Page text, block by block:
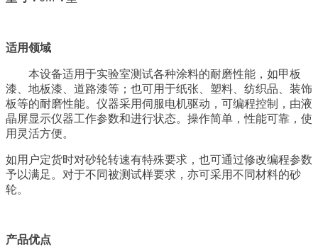
适用领域
本设备适用于实验室测试各种涂料的耐磨性能，如甲板
漆、地板漆、道路漆等；也可用于纸张、塑料、纺织品、装饰
板等的耐磨性能。仪器采用伺服电机驱动，可编程控制，由液
晶屏显示仪器工作参数和进行状态。操作简单，性能可靠，使
用灵活方便。
如用户定货时对砂轮转速有特殊要求，也可通过修改编程参数
予以满足。对于不同被测试样要求，亦可采用不同材料的砂
轮。
产品优点